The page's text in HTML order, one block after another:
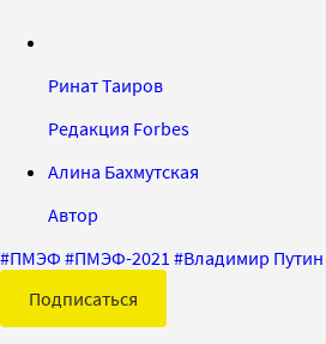
Ринат Таиров
Редакция Forbes
Алина Бахмутская
Автор
#ПМЭФ #ПМЭФ-2021 #Владимир Путин
Подписаться